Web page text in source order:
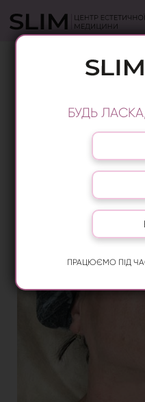
ЛАЗЕРНИЙ
БУДЬ
Оберіть свою мову
ПРАЦЮЄМО ПІД